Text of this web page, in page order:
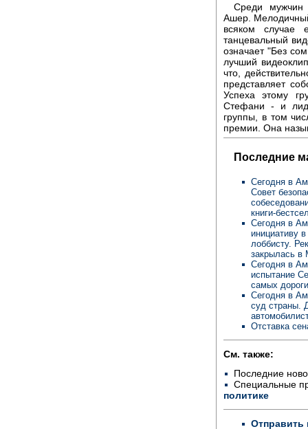
Среди мужчин
Ашер.
всяком случае
танцевальный
означает "Без
лучший
что,
представляет
Успеха этому
Стефани - и
группы, в том
премии. Она
Последние
Сегодня в
Совет
книги-
Сегодня в
инициативу
лоббисту.
закрылась в
Сегодня в
испытание
самых
Сегодня в
суд страны.
Отставка
См. также:
Последние
Специальные
политике
Отправить